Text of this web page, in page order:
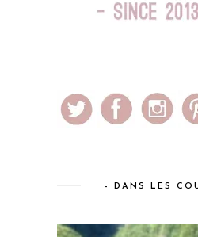
– DANS LES